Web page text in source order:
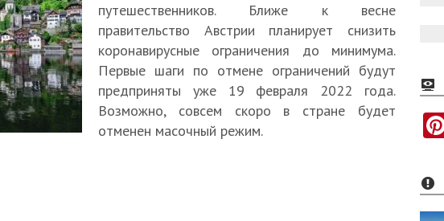
путешественников. Ближе к весне
правительство Австрии планирует снизить
коронавирусные ограничения до минимума.
Первые шаги по отмене ограничений будут
предприняты уже 19 февраля 2022 года.
Возможно, совсем скоро в стране будет
отменен масочный режим.